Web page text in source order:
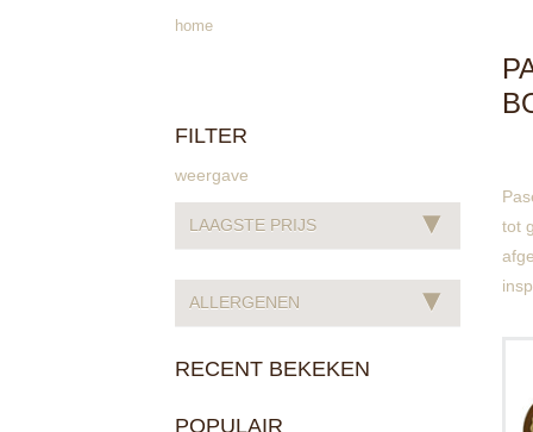
home
FILTER
weergave
LAAGSTE PRIJS ▾
ALLERGENEN ▾
RECENT BEKEKEN
POPULAIR
tot